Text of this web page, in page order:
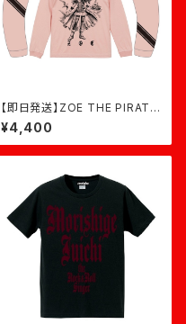
【即日発送】ZOE THE PIRATE
LONG★オフピンク×黒
¥4,400